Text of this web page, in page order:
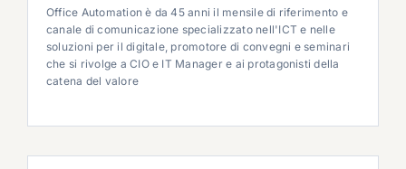
Office Automation è da 45 anni il mensile di riferimento e
canale di comunicazione specializzato nell'ICT e nelle
soluzioni per il digitale, promotore di convegni e seminari
che si rivolge a CIO e IT Manager e ai protagonisti della
catena del valore